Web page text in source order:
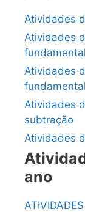
Atividades
Atividades
fundamental
Atividades
fundamental
Atividades
subtração
Atividades
ano